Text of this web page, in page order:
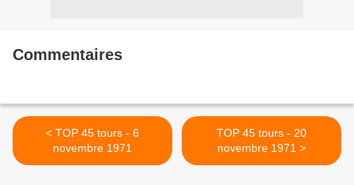
Commentaires
< TOP 45 tours - 6
novembre 1971
TOP 45 tours - 20
novembre 1971 >